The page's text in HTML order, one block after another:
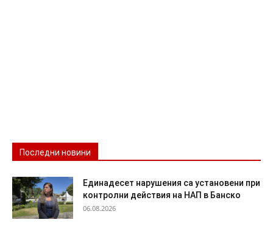
Последни новини
Единадесет нарушения са установени при
контролни действия на НАП в Банско
06.08.2026